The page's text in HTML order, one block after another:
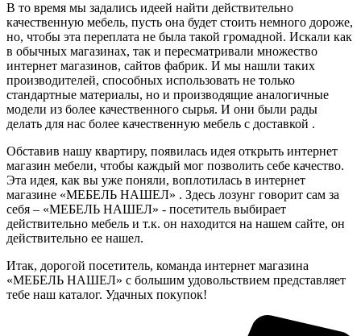
В то время мы задались идеей найти действительно
качественную мебель, пусть она будет стоить немного дороже,
но, чтобы эта переплата не была такой громадной. Искали как
в обычных магазинах, так и пересматривали множество
интернет магазинов, сайтов фабрик. И мы нашли таких
производителей, способных использовать не только
стандартные материалы, но и производящие аналогичные
модели из более качественного сырья. И они были рады
делать для нас более качественную мебель с доставкой .
Обставив нашу квартиру, появилась идея открыть интернет
магазин мебели, чтобы каждый мог позволить себе качество.
Эта идея, как вы уже поняли, воплотилась в интернет
магазине «МЕБЕЛЬ НАШЕЛ» . Здесь лозунг говорит сам за
себя – «МЕБЕЛЬ НАШЕЛ» - посетитель выбирает
действительно мебель и т.к. он находится на нашем сайте, он
действительно ее нашел.
Итак, дорогой посетитель, команда интернет магазина
«МЕБЕЛЬ НАШЕЛ» с большим удовольствием представляет
тебе наш каталог. Удачных покупок!